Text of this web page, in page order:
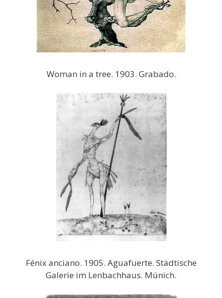
Woman in a tree. 1903. Grabado.
Fénix anciano. 1905. Aguafuerte. Städtische
Galerie im Lenbachhaus. Múnich.